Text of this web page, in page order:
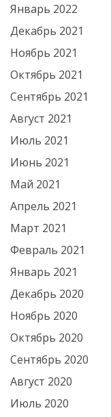
Январь 2022
Декабрь 2021
Ноябрь 2021
Октябрь 2021
Сентябрь 2021
Август 2021
Июль 2021
Июнь 2021
Май 2021
Апрель 2021
Март 2021
Февраль 2021
Январь 2021
Декабрь 2020
Ноябрь 2020
Октябрь 2020
Сентябрь 2020
Август 2020
Июль 2020